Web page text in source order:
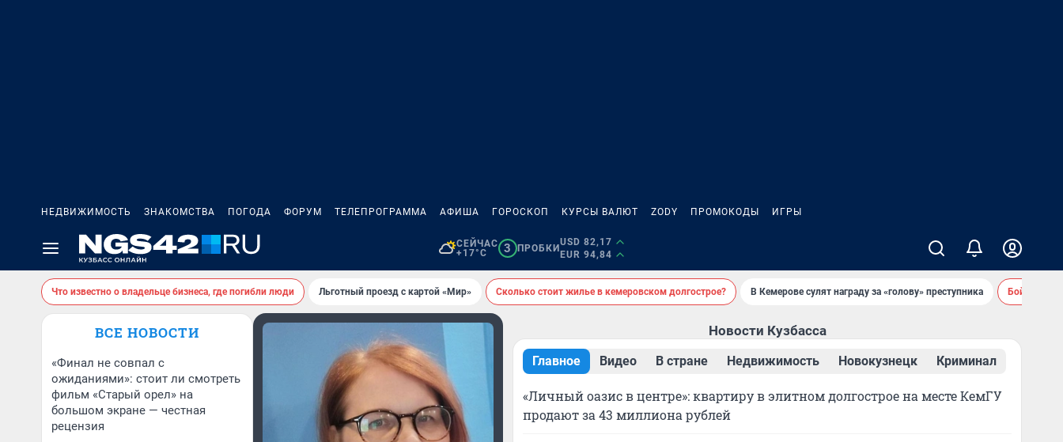
НЕДВИЖИМОСТЬ ЗНАКОМСТВА ПОГОДА ФОРУМ ТЕЛЕПРОГРАММА АФИША ГОРОСКОП КУРСЫ ВАЛЮТ ZODY ПРОМОКОДЫ ИГРЫ
СЕЙЧАС
+17°C
3 ПРОБКИ
USD 82,17
EUR 94,84
Что известно о владельце бизнеса, где погибли люди Льготный проезд с картой «Мир» Сколько стоит жилье в кемеровском долгострое? В Кемерове сулят награду за «голову» преступника
ВСЕ НОВОСТИ
«Финал не совпал с
ожиданиями»: стоит ли смотреть
фильм «Старый орел» на
большом экране — честная
рецензия
Новости Кузбасса
Главное Видео В стране Недвижимость Новокузнецк Криминал
«Личный оазис в центре»: квартиру в элитном долгострое на месте КемГУ
продают за 43 миллиона рублей